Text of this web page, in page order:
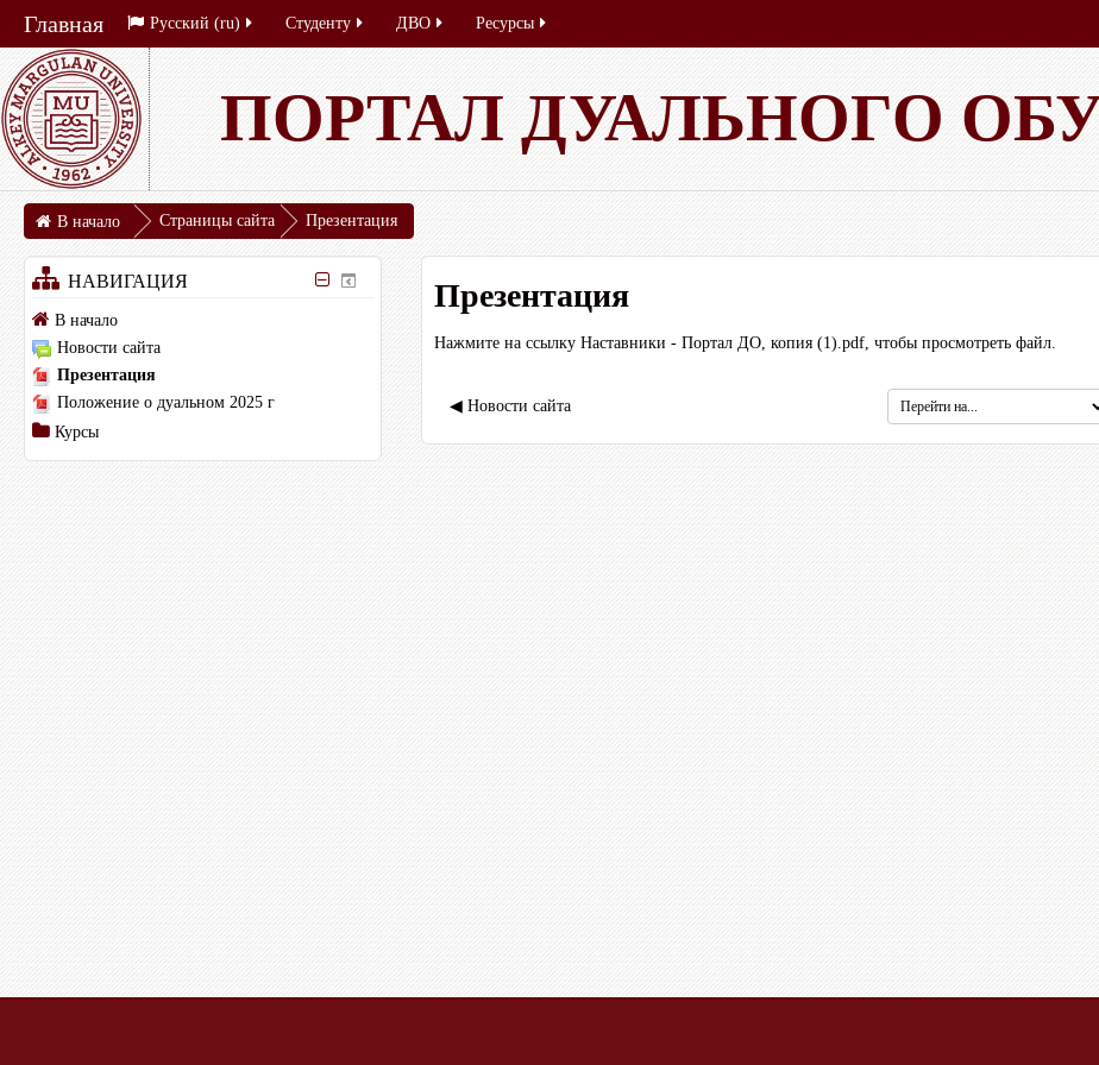
Главная Русский ‎(ru)‎ Студенту ДВО Ресурсы
ПОРТАЛ ДУАЛЬНОГО
В начало Страницы сайта Презентация
Презентация
Нажмите на ссылкуНаставники - Портал ДО, копия (1).pdf, чтобы просмотреть файл.
◀︎ Новости сайта
Перейти
на...
НАВИГАЦИЯ
В начало
Новости сайта
Презентация
Положение о дуальном 2025 г
Курсы